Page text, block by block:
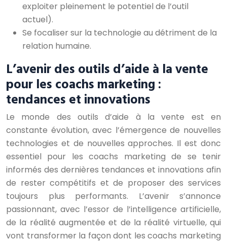
exploiter pleinement le potentiel de l’outil
actuel).
Se focaliser sur la technologie au détriment de la
relation humaine.
L’avenir des outils d’aide à la vente
pour les coachs marketing :
tendances et innovations
Le monde des outils d’aide à la vente est en
constante évolution, avec l’émergence de nouvelles
technologies et de nouvelles approches. Il est donc
essentiel pour les coachs marketing de se tenir
informés des dernières tendances et innovations afin
de rester compétitifs et de proposer des services
toujours plus performants. L’avenir s’annonce
passionnant, avec l’essor de l’intelligence artificielle,
de la réalité augmentée et de la réalité virtuelle, qui
vont transformer la façon dont les coachs marketing